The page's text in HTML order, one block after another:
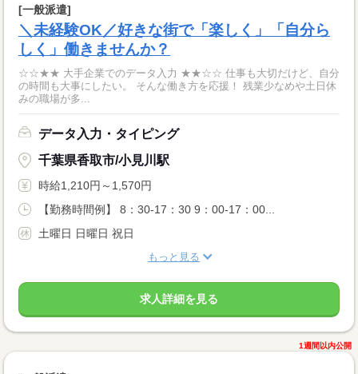
[一般派遣]
＼未経験OK／好きな街で「楽しく」「自分ら
しく」働きませんか？
☆☆★★ 大手企業でのデータ入力 ★★☆☆ 仕事も大切だけど、自分
の時間も大事にしたい。 そんな働き方を応援！ 残業少なめや土日休
みの職場が多...
データ入力・タイピング
千葉県香取市/小見川駅
時給1,210円～1,570円
【勤務時間例】 8：30-17：30 9：00-17：00...
土曜日 日曜日 祝日
もっと見る
求人詳細を見る
1週間以内公開